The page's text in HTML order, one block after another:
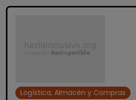
Logística, Almacén y Compras